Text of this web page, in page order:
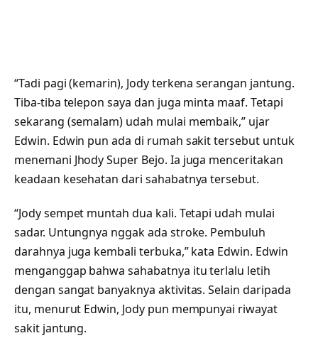
“Tadi pagi (kemarin), Jody terkena serangan jantung.
Tiba-tiba telepon saya dan juga minta maaf. Tetapi
sekarang (semalam) udah mulai membaik,” ujar
Edwin. Edwin pun ada di rumah sakit tersebut untuk
menemani Jhody Super Bejo. Ia juga menceritakan
keadaan kesehatan dari sahabatnya tersebut.
“Jody sempet muntah dua kali. Tetapi udah mulai
sadar. Untungnya nggak ada stroke. Pembuluh
darahnya juga kembali terbuka,” kata Edwin. Edwin
menganggap bahwa sahabatnya itu terlalu letih
dengan sangat banyaknya aktivitas. Selain daripada
itu, menurut Edwin, Jody pun mempunyai riwayat
sakit jantung.